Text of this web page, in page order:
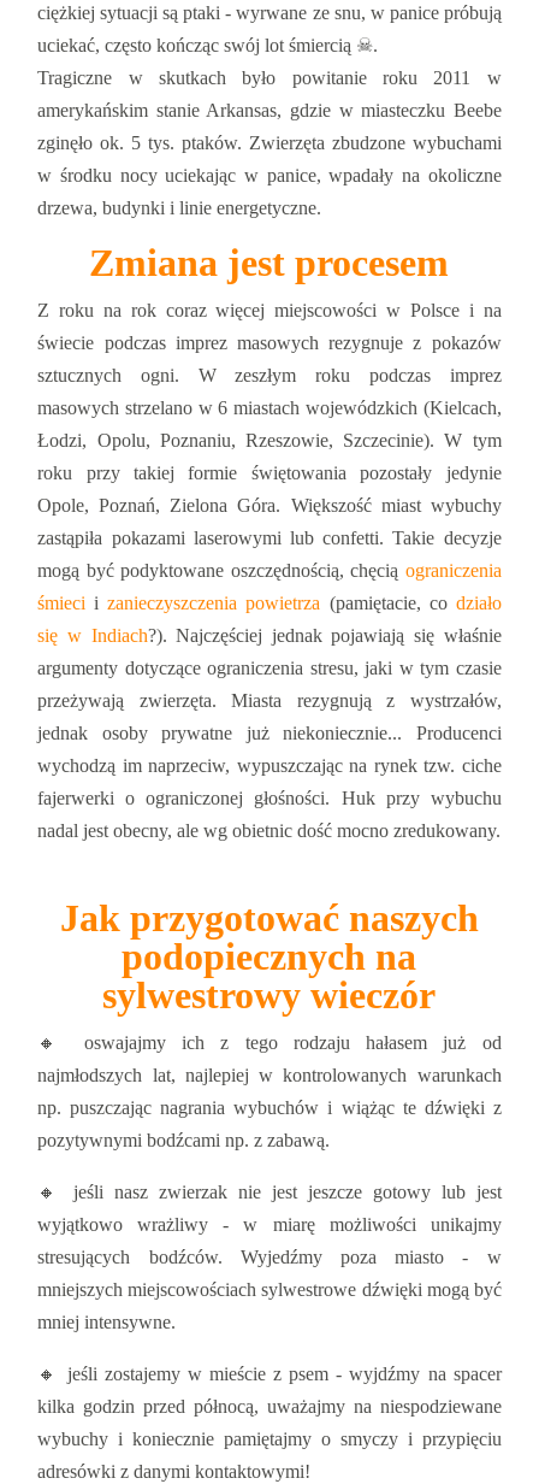
ciężkiej sytuacji są ptaki - wyrwane ze snu, w panice próbują
uciekać, często kończąc swój lot śmiercią ☠.
Tragiczne w skutkach było powitanie roku 2011 w
amerykańskim stanie Arkansas, gdzie w miasteczku Beebe
zginęło ok. 5 tys. ptaków. Zwierzęta zbudzone wybuchami
w środku nocy uciekając w panice, wpadały na okoliczne
drzewa, budynki i linie energetyczne.
Zmiana jest procesem
Z roku na rok coraz więcej miejscowości w Polsce i na
świecie podczas imprez masowych rezygnuje z pokazów
sztucznych ogni. W zeszłym roku podczas imprez
masowych strzelano w 6 miastach wojewódzkich (Kielcach,
Łodzi, Opolu, Poznaniu, Rzeszowie, Szczecinie). W tym
roku przy takiej formie świętowania pozostały jedynie
Opole, Poznań, Zielona Góra. Większość miast wybuchy
zastąpiła pokazami laserowymi lub confetti. Takie decyzje
mogą być podyktowane oszczędnością, chęcią ograniczenia
śmieci izanieczyszczenia powietrza (pamiętacie, co działo
się w Indiach?). Najczęściej jednak pojawiają się właśnie
argumenty dotyczące ograniczenia stresu, jaki w tym czasie
przeżywają zwierzęta. Miasta rezygnują z wystrzałów,
jednak osoby prywatne już niekoniecznie... Producenci
wychodzą im naprzeciw, wypuszczając na rynek tzw. ciche
fajerwerki o ograniczonej głośności. Huk przy wybuchu
nadal jest obecny, ale wg obietnic dość mocno zredukowany.
Jak przygotować naszych
podopiecznych na
sylwestrowy wieczór
🔸 oswajajmy ich z tego rodzaju hałasem już od
najmłodszych lat, najlepiej w kontrolowanych warunkach
np. puszczając nagrania wybuchów i wiążąc te dźwięki z
pozytywnymi bodźcami np. z zabawą.
🔸 jeśli nasz zwierzak nie jest jeszcze gotowy lub jest
wyjątkowo wrażliwy - w miarę możliwości unikajmy
stresujących bodźców. Wyjedźmy poza miasto - w
mniejszych miejscowościach sylwestrowe dźwięki mogą być
mniej intensywne.
🔸 jeśli zostajemy w mieście z psem - wyjdźmy na spacer
kilka godzin przed północą, uważajmy na niespodziewane
wybuchy i koniecznie pamiętajmy o smyczy i przypięciu
adresówki z danymi kontaktowymi!